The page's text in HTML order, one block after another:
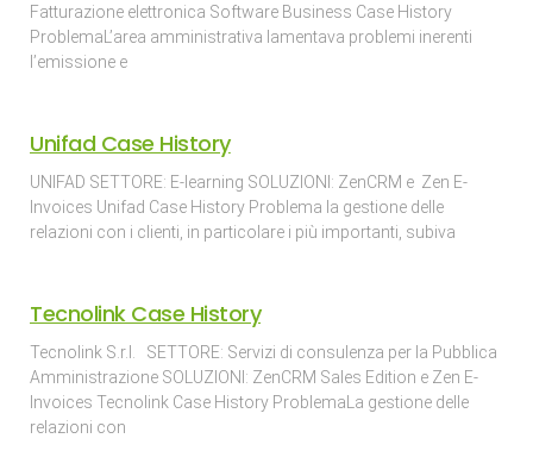
Fatturazione elettronica Software Business Case History
ProblemaL’area amministrativa lamentava problemi inerenti
l’emissione e
Unifad Case History
UNIFAD SETTORE: E-learning SOLUZIONI: ZenCRM e Zen E-
Invoices Unifad Case History Problema la gestione delle
relazioni con i clienti, in particolare i più importanti, subiva
Tecnolink Case History
Tecnolink S.r.l. SETTORE: Servizi di consulenza per la Pubblica
Amministrazione SOLUZIONI: ZenCRM Sales Edition e Zen E-
Invoices Tecnolink Case History ProblemaLa gestione delle
relazioni con